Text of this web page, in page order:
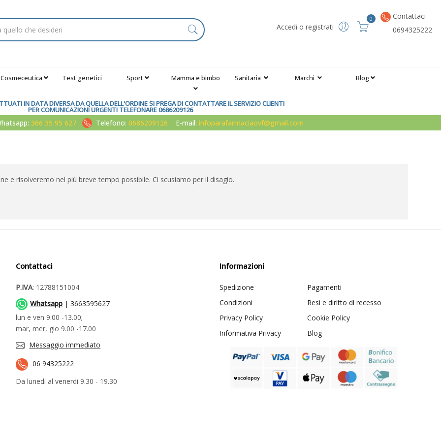
Accedi o registrati
0
Contattaci
0694325222
Cosmeceutica Test genetici Sport Mamma e bimbo Sanitaria Marchi Blog
IN DATA DIVERSA DA QUELLA DELL'ORDINE SI PREGA DI CONTATTARE IL SERVIZIO CLIENTI
PER COMUNICAZIONI URGENTI TELEFONARE 0686209126
366 35 95 627 Telefono:0686209126 E-mail:infoparafarmaciaovf@gmail.com
e risolveremo nel più breve tempo possibile. Ci scusiamo per il disagio.
Contattaci
P.IVA: 12788151004
Whatsapp | 3663595627
lun e ven 9.00 -13.00;
mar, mer, gio 9.00 -17.00
Messaggio immediato
06 94325222
Da lunedi al venerdi 9.30 - 19.30
Informazioni
Spedizione
Pagamenti
Condizioni
Resi e diritto di recesso
Privacy Policy
Cookie Policy
Informativa Privacy
Blog